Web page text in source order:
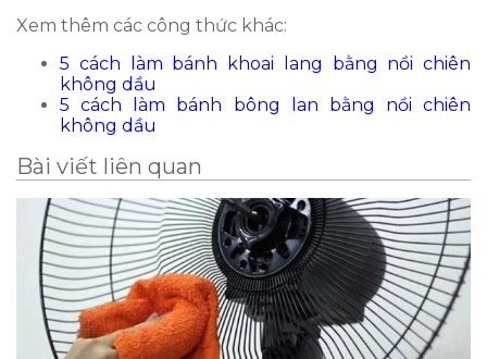
Xem thêm các công thức khác:
5 cách làm bánh khoai lang bằng nồi chiên
không dầu
5 cách làm bánh bông lan bằng nồi chiên
không dầu
Bài viết liên quan